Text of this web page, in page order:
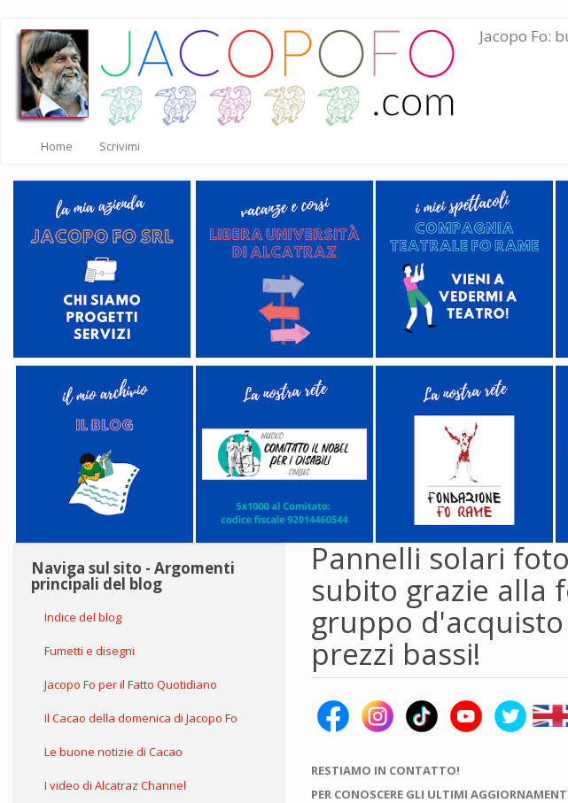
Salta
contenuto
principale
Jacopo Fo:
Home Scrivimi
Naviga sul sito - Argomenti
principali del blog
Indice del blog
Fumetti e disegni
Jacopo Fo per il Fatto Quotidiano
Il Cacao della domenica di Jacopo Fo
Le buone notizie di Cacao
I video di Alcatraz Channel
Pannelli solari
subito grazie alla
gruppo
prezzi bassi!
RESTIAMO IN CONTATTO!
PER CONOSCERE GLI ULTIMI